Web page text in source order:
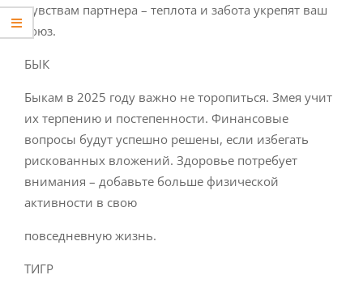
чувствам партнера – теплота и забота укрепят ваш
союз.
БЫК
Быкам в 2025 году важно не торопиться. Змея учит
их терпению и постепенности. Финансовые
вопросы будут успешно решены, если избегать
рискованных вложений. Здоровье потребует
внимания – добавьте больше физической
активности в свою
повседневную жизнь.
ТИГР